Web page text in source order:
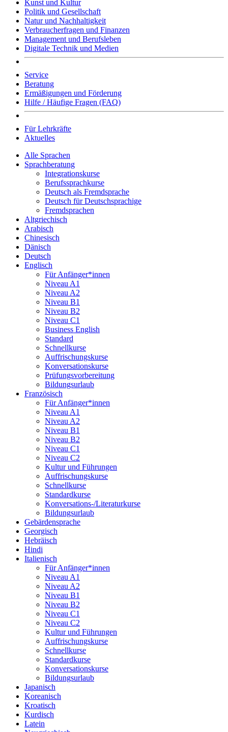
Kunst und Kultur
Politik und Gesellschaft
Natur und Nachhaltigkeit
Verbraucherfragen und Finanzen
Management und Berufsleben
Digitale Technik und Medien
Service
Beratung
Ermäßigungen und Förderung
Hilfe / Häufige Fragen (FAQ)
Für Lehrkräfte
Aktuelles
Alle Sprachen
Sprachberatung
Integrationskurse
Berufssprachkurse
Deutsch als Fremdsprache
Deutsch für Deutschsprachige
Fremdsprachen
Altgriechisch
Arabisch
Chinesisch
Dänisch
Deutsch
Englisch
Für Anfänger*innen
Niveau A1
Niveau A2
Niveau B1
Niveau B2
Niveau C1
Business English
Standard
Schnellkurse
Auffrischungskurse
Konversationskurse
Prüfungsvorbereitung
Bildungsurlaub
Französisch
Für Anfänger*innen
Niveau A1
Niveau A2
Niveau B1
Niveau B2
Niveau C1
Niveau C2
Kultur und Führungen
Auffrischungskurse
Schnellkurse
Standardkurse
Konversations-/Literaturkurse
Bildungsurlaub
Gebärdensprache
Georgisch
Hebräisch
Hindi
Italienisch
Für Anfänger*innen
Niveau A1
Niveau A2
Niveau B1
Niveau B2
Niveau C1
Niveau C2
Kultur und Führungen
Auffrischungskurse
Schnellkurse
Standardkurse
Konversationskurse
Bildungsurlaub
Japanisch
Koreanisch
Kroatisch
Kurdisch
Latein